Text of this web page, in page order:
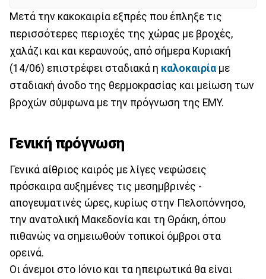
Μετά την κακοκαιρία εξπρές που έπληξε τις
περισσότερες περιοχές της χώρας με βροχές,
χαλάζι και και κεραυνούς, από σήμερα Κυριακή
(14/06) επιστρέφει σταδιακά η καλοκαιρία με
σταδιακή άνοδο της θερμοκρασίας και μείωση των
βροχών σύμφωνα με την πρόγνωση της ΕΜΥ.
Γενική πρόγνωση
Γενικά αίθριος καιρός με λίγες νεφώσεις
πρόσκαιρα αυξημένες τις μεσημβρινές -
απογευματινές ώρες, κυρίως στην Πελοπόννησο,
την ανατολική Μακεδονία και τη Θράκη, όπου
πιθανώς να σημειωθούν τοπικοί όμβροι στα
ορεινά.
Οι άνεμοι στο Ιόνιο και τα ηπειρωτικά θα είναι